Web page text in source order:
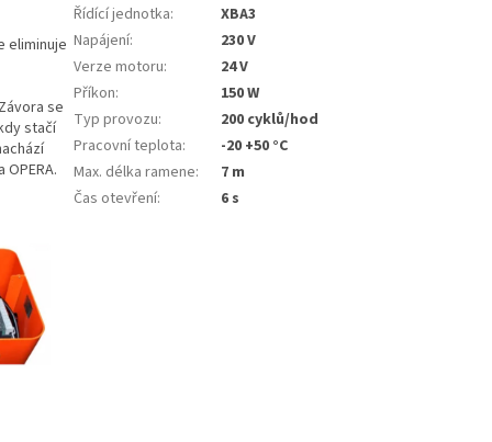
eliminuje
se
stačí
a OPERA.
Řídící jednotka:
XBA3
Napájení:
230 V
Verze motoru:
24 V
Příkon:
150 W
Typ provozu:
200 cyklů/hod
Pracovní teplota:
-20 +50 °C
Max. délka ramene:
7 m
Čas otevření: 6 s